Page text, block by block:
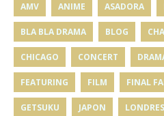
AMV ANIME ASADORA
BLA BLA DRAMA BLOG
CHICAGO CONCERT
FEATURING FILM FINAL
GETSUKU JAPON LONDRES